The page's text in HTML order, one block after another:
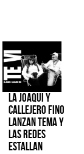
La Joaqui y
Callejero Fino
lanzan tema y
las redes
estallan